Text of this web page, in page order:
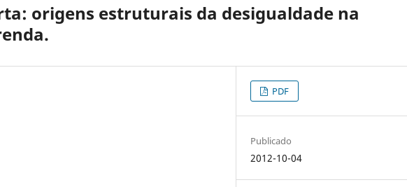
origens estruturais da desigualdade na
PDF
Publicado
2012-10-04